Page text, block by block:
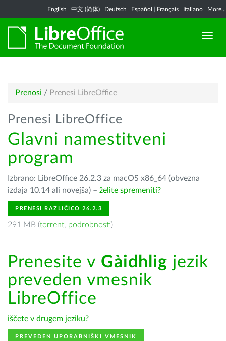
English 中文 (简体) Deutsch Español Français Italiano More...
Prenosi / Prenesi LibreOffice
Prenesi LibreOffice
Glavni namestitveni
program
Izbrano: LibreOffice 26.2.3 za macOS x86_64 (obvezna
izdaja 10.14 ali novejša) – želite spremeniti?
PRENESI RAZLIČICO 26.2.3
291 MB (torrent, podrobnosti)
Prenesite v Gàidhlig jezik
preveden vmesnik
LibreOffice
iščete v drugem jeziku?
PREVEDEN UPORABNIŠKI VMESNIK